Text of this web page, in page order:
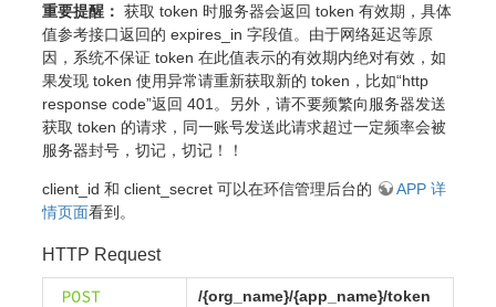
重要提醒： 获取 token 时服务器会返回 token 有效期，具体
值参考接口返回的 expires_in 字段值。由于网络延迟等原
因，系统不保证 token 在此值表示的有效期内绝对有效，如
果发现 token 使用异常请重新获取新的 token，比如“http
response code”返回 401。另外，请不要频繁向服务器发送
获取 token 的请求，同一账号发送此请求超过一定频率会被
服务器封号，切记，切记！！
client_id 和 client_secret 可以在环信管理后台的
APP 详
情页面看到。
HTTP Request
/{org_name}/{app_name}/token